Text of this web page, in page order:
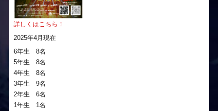
詳しくはこちら！
2025年4月現在
6年生 8名
5年生 8名
4年生 8名
3年生 9名
2年生 6名
1年生 1名